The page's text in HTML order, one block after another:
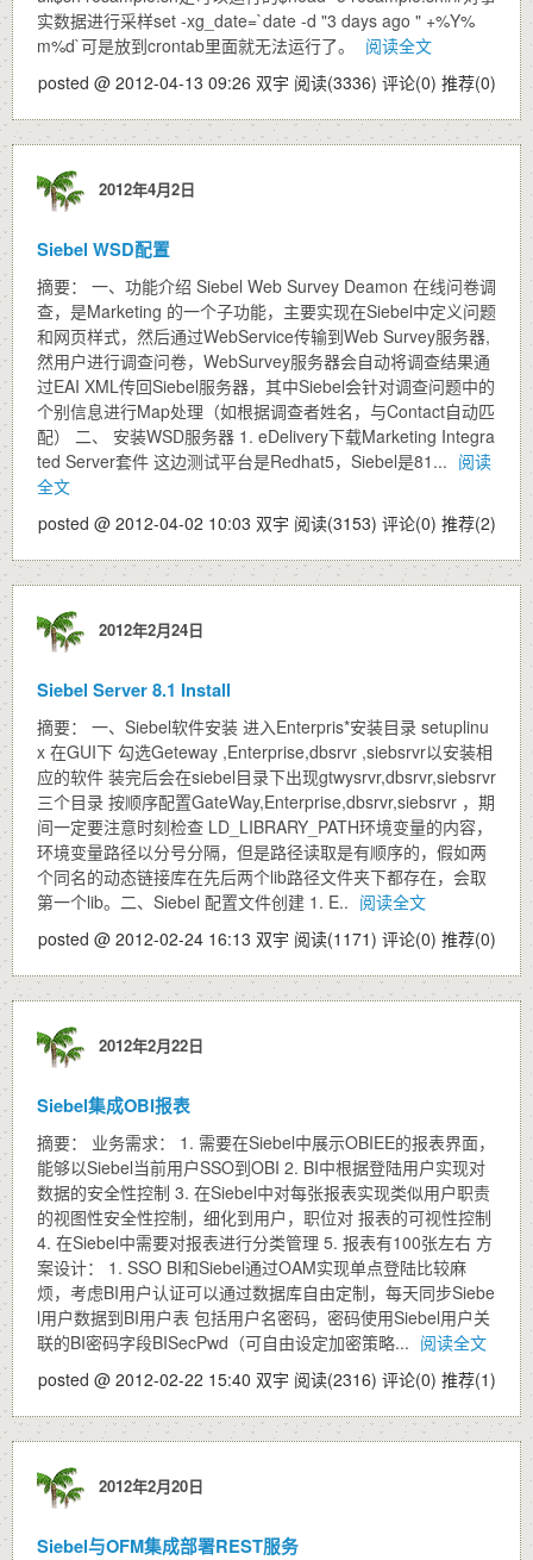
实数据进行采样set -xg_date=`date -d "3 days ago " +%Y%
m%d`可是放到crontab里面就无法运行了。
阅读全文
posted @ 2012-04-13 09:26 双宇 阅读(3336) 评论(0) 推荐(0)
2012年4月2日
Siebel WSD配置
摘要： 一、功能介绍 Siebel Web Survey Deamon 在线问卷调
查，是Marketing 的一个子功能，主要实现在Siebel中定义问题
和网页样式，然后通过WebService传输到Web Survey服务器,
然用户进行调查问卷，WebSurvey服务器会自动将调查结果通
过EAI XML传回Siebel服务器，其中Siebel会针对调查问题中的
个别信息进行Map处理（如根据调查者姓名，与Contact自动匹
配） 二、 安装WSD服务器 1. eDelivery下载Marketing Integra
ted Server套件 这边测试平台是Redhat5，Siebel是81... 阅读
全文
posted @ 2012-04-02 10:03 双宇 阅读(3153) 评论(0) 推荐(2)
2012年2月24日
Siebel Server 8.1 Install
摘要： 一、Siebel软件安装 进入Enterpris*安装目录 setuplinu
x 在GUI下 勾选Geteway ,Enterprise,dbsrvr ,siebsrvr以安装相
应的软件 装完后会在siebel目录下出现gtwysrvr,dbsrvr,siebsrvr
三个目录 按顺序配置GateWay,Enterprise,dbsrvr,siebsrvr ，期
间一定要注意时刻检查 LD_LIBRARY_PATH环境变量的内容，
环境变量路径以分号分隔，但是路径读取是有顺序的，假如两
个同名的动态链接库在先后两个lib路径文件夹下都存在，会取
第一个lib。二、Siebel 配置文件创建 1. E.. 阅读全文
posted @ 2012-02-24 16:13 双宇 阅读(1171) 评论(0) 推荐(0)
2012年2月22日
Siebel集成OBI报表
摘要： 业务需求： 1. 需要在Siebel中展示OBIEE的报表界面，
能够以Siebel当前用户SSO到OBI 2. BI中根据登陆用户实现对
数据的安全性控制 3. 在Siebel中对每张报表实现类似用户职责
的视图性安全性控制，细化到用户，职位对 报表的可视性控制
4. 在Siebel中需要对报表进行分类管理 5. 报表有100张左右 方
案设计： 1. SSO BI和Siebel通过OAM实现单点登陆比较麻
烦，考虑BI用户认证可以通过数据库自由定制，每天同步Siebe
l用户数据到BI用户表 包括用户名密码，密码使用Siebel用户关
联的BI密码字段BISecPwd（可自由设定加密策略... 阅读全文
posted @ 2012-02-22 15:40 双宇 阅读(2316) 评论(0) 推荐(1)
2012年2月20日
Siebel与OFM集成部署REST服务